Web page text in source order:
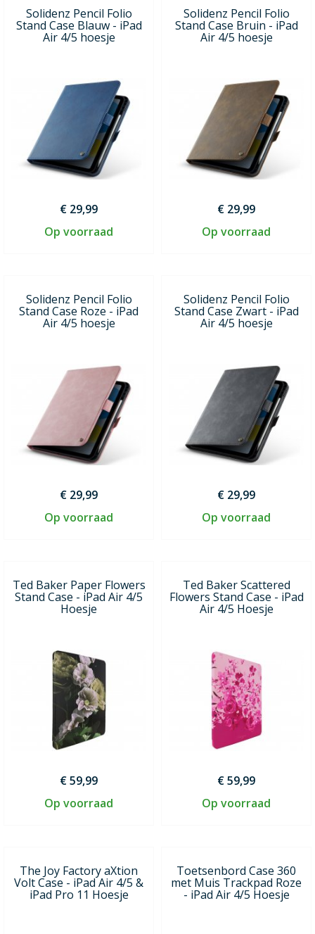
Solidenz Pencil Folio
Stand Case Blauw - iPad
Air 4/5 hoesje
€ 29,99
Op voorraad
Solidenz Pencil Folio
Stand Case Bruin - iPad
Air 4/5 hoesje
€ 29,99
Op voorraad
Solidenz Pencil Folio
Stand Case Roze - iPad
Air 4/5 hoesje
€ 29,99
Op voorraad
Solidenz Pencil Folio
Stand Case Zwart - iPad
Air 4/5 hoesje
€ 29,99
Op voorraad
Ted Baker Paper Flowers
Stand Case - iPad Air 4/5
Hoesje
€ 59,99
Op voorraad
Ted Baker Scattered
Flowers Stand Case - iPad
Air 4/5 Hoesje
€ 59,99
Op voorraad
The Joy Factory aXtion
Volt Case - iPad Air 4/5 &
iPad Pro 11 Hoesje
Toetsenbord Case 360
met Muis Trackpad Roze
- iPad Air 4/5 Hoesje